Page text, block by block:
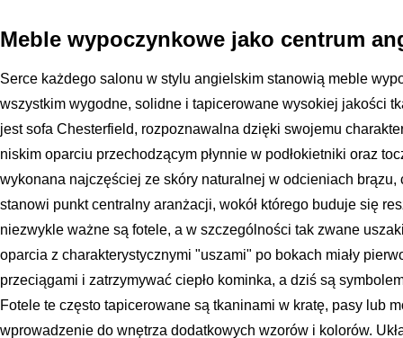
Meble wypoczynkowe jako centrum
Serce każdego salonu w stylu angielskim stanowią meble
wszystkim wygodne, solidne i tapicerowane wysokiej jakości
jest sofa Chesterfield, rozpoznawalna dzięki swojemu
niskim oparciu przechodzącym płynnie w podłokietniki oraz
wykonana najczęściej ze skóry naturalnej w odcieniach brązu,
stanowi punkt centralny aranżacji, wokół którego buduje się
niezwykle ważne są fotele, a w szczególności tak zwane
oparcia z charakterystycznymi "uszami" po bokach miały
przeciągami i zatrzymywać ciepło kominka, a dziś są
Fotele te często tapicerowane są tkaninami w kratę, pasy lub
wprowadzenie do wnętrza dodatkowych wzorów i kolorów.